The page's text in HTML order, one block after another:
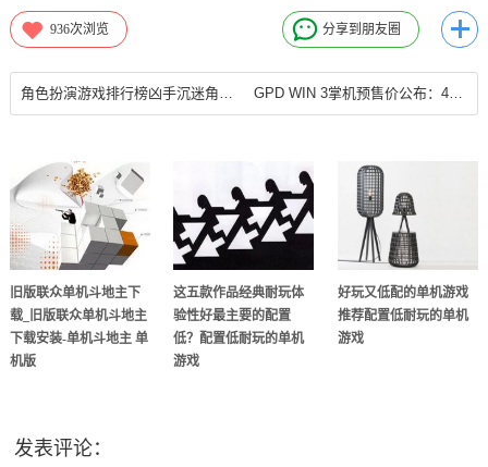
936次浏览 分享到朋友圈
角色扮演游戏排行榜凶手沉迷角色扮演类游戏 GPD WIN 3掌机预售价公布：4799元起gpd掌机官网
旧版联众单机斗地主下
载_旧版联众单机斗地主
下载安装-单机斗地主 单
机版
这五款作品经典耐玩体
验性好最主要的配置
低？配置低耐玩的单机
游戏
好玩又低配的单机游戏
推荐配置低耐玩的单机
游戏
发表评论：